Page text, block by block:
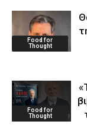
Food for
Thought
Food for
Thought